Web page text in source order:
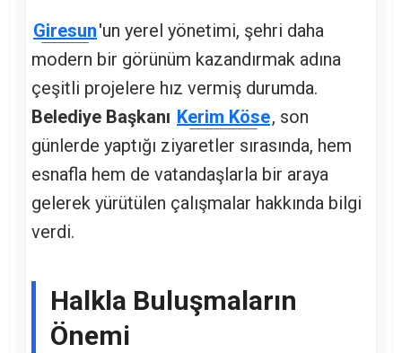
Giresun'un yerel yönetimi, şehri daha
modern bir görünüm kazandırmak adına
çeşitli projelere hız vermiş durumda.
Belediye Başkanı Kerim Köse, son
günlerde yaptığı ziyaretler sırasında, hem
esnafla hem de vatandaşlarla bir araya
gelerek yürütülen çalışmalar hakkında bilgi
verdi.
Halkla Buluşmaların
Önemi